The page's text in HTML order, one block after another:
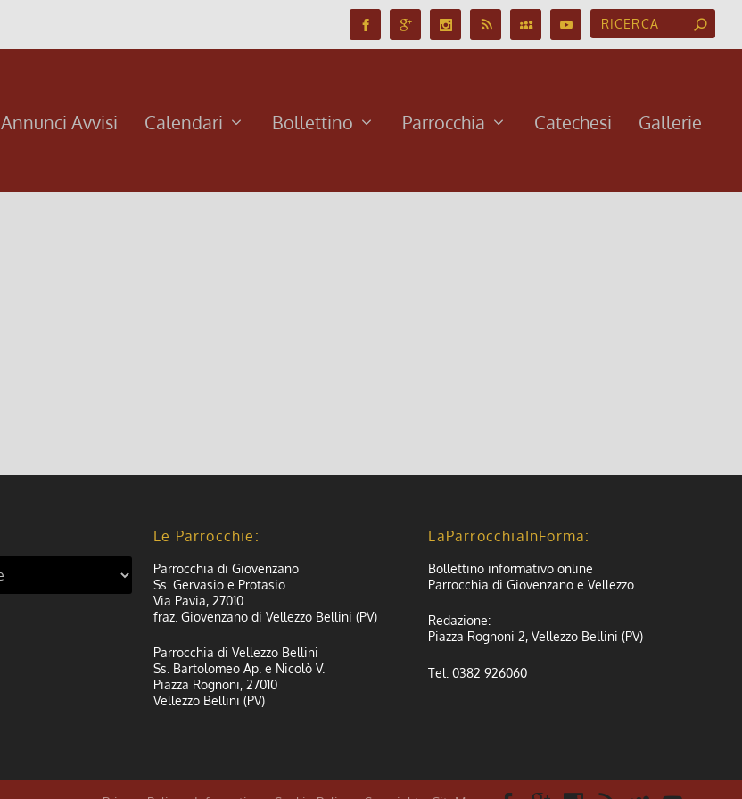
Annunci Avvisi Calendari Bollettino Parrocchia Catechesi Gallerie
Le Parrocchie:
Parrocchia di Giovenzano
Ss. Gervasio e Protasio
Via Pavia, 27010
fraz. Giovenzano di Vellezzo Bellini (PV)
Parrocchia di Vellezzo Bellini
Ss. Bartolomeo Ap. e Nicolò V.
Piazza Rognoni, 27010
Vellezzo Bellini (PV)
LaParrocchiaInForma:
Bollettino informativo online
Parrocchia di Giovenzano e Vellezzo
Redazione:
Piazza Rognoni 2, Vellezzo Bellini (PV)
Tel: 0382 926060